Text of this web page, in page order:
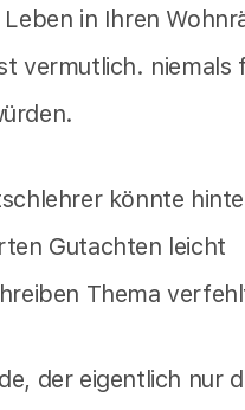
in Ihren
vermutlich. niemals
könnte
Gutachten leicht
Thema
der eigentlich nur